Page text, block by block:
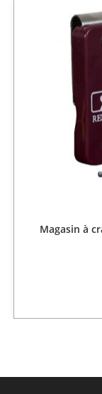
Magasin à